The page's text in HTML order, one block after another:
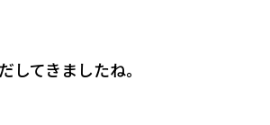
てきましたね。